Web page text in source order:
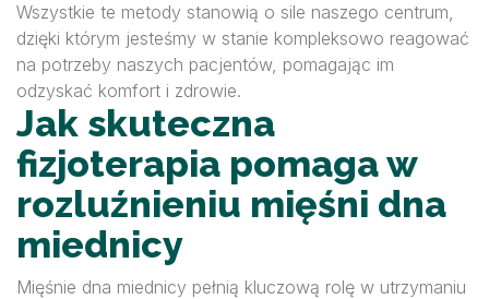
Wszystkie te metody stanowią o sile naszego centrum,
dzięki którym jesteśmy w stanie kompleksowo reagować
na potrzeby naszych pacjentów, pomagając im
odzyskać komfort i zdrowie.
Jak skuteczna
fizjoterapia pomaga w
rozluźnieniu mięśni dna
miednicy
Mięśnie dna miednicy pełnią kluczową rolę w utrzymaniu